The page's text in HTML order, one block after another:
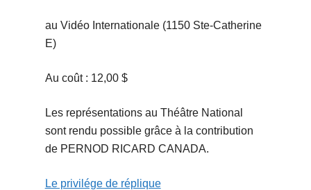
au Vidéo Internationale (1150 Ste-Catherine
E)
Au coût : 12,00 $
Les représentations au Théâtre National
sont rendu possible grâce à la contribution
de PERNOD RICARD CANADA.
Le privilége de réplique